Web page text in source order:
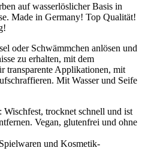
auf wasserlöslicher Basis in
Made in Germany! Top Qualität!
oder Schwämmchen anlösen und
zu erhalten, mit dem
transparente Applikationen, mit
Mit Wasser und Seife
trocknet schnell und ist
Vegan, glutenfrei und ohne
und Kosmetik-